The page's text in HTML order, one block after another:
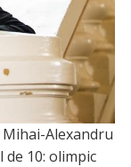
Alexandru
10: olimpic